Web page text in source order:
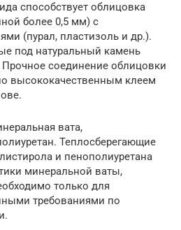
способствует облицовка
более 0,5 мм) с
(пурал, пластизоль и др.).
под натуральный камень
Прочное соединение облицовки
высококачественным клеем
вата,
Теплосберегающие
и пенополиуретана
минеральной ваты,
только для
требованиями по